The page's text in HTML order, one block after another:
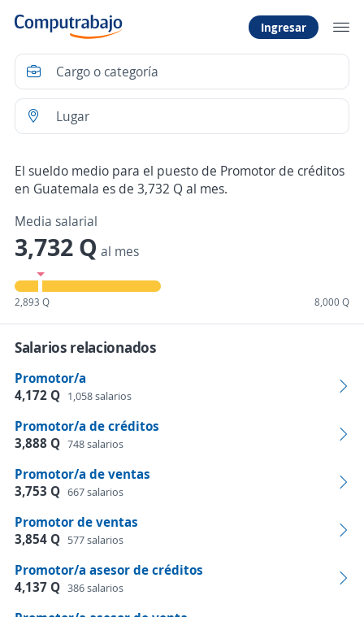
Ingresar
El sueldo medio para el puesto de Promotor de créditos
en Guatemala es de 3,732 Q al mes.
Media salarial
3,732 Q al mes
2,893 Q 8,000 Q
Salarios relacionados
Promotor/a
4,172 Q 1,058 salarios
Promotor/a de créditos
3,888 Q 748 salarios
Promotor/a de ventas
3,753 Q 667 salarios
Promotor de ventas
3,854 Q 577 salarios
Promotor/a asesor de créditos
4,137 Q 386 salarios